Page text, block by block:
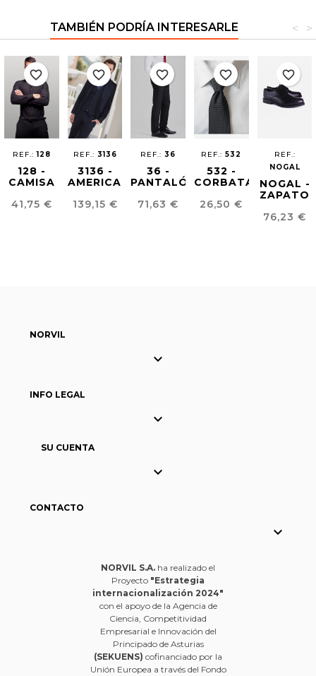
TAMBIÉN PODRÍA INTERESARLE >
<
REF.:128
128 -
CAMISA
HOMBRE
Precio
41,75 €
favorite_border
REF.: 3136
3136 -
AMERICANA
EASY
Precio
139,15 €
favorite_border
REF.: 36
36 -
PANTALÓN
EASY
Precio
71,63 €
favorite_border
REF.:532
532 -
CORBATA
ESTAMPADA
Precio
26,50 €
favorite_border
REF.:
NOGAL
NOGAL -
ZAPATO
HOMBRE
Precio
76,23 €
favorite_border
NORVIL

INFO LEGAL

SU CUENTA

CONTACTO

NORVIL S.A. ha realizado el
Proyecto "Estrategia
internacionalización 2024"
con el apoyo de la Agencia de
Ciencia, Competitividad
Empresarial e Innovación del
Principado de Asturias
(SEKUENS) cofinanciado por la
Unión Europea a través del Fondo